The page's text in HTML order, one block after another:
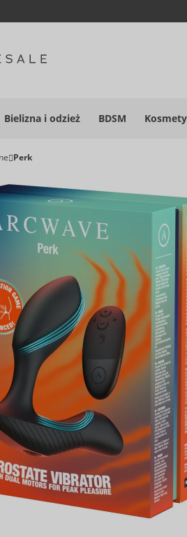
Bielizna i odzież BDSM
Perk